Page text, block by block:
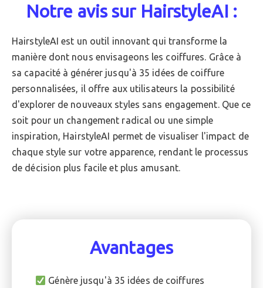
Notre avis sur HairstyleAI :
HairstyleAI est un outil innovant qui transforme la
manière dont nous envisageons les coiffures. Grâce à
sa capacité à générer jusqu'à 35 idées de coiffure
personnalisées, il offre aux utilisateurs la possibilité
d'explorer de nouveaux styles sans engagement. Que ce
soit pour un changement radical ou une simple
inspiration, HairstyleAI permet de visualiser l'impact de
chaque style sur votre apparence, rendant le processus
de décision plus facile et plus amusant.
Avantages
Génère jusqu'à 35 idées de coiffures